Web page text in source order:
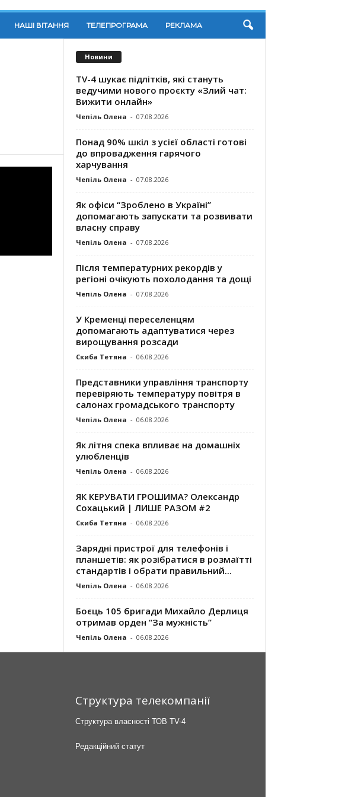
НАШІ ВІТАННЯ ТЕЛЕПРОГРАМА РЕКЛАМА
Новини
TV-4 шукає підлітків, які стануть
ведучими нового проєкту «Злий чат:
Вижити онлайн»
Чепіль Олена - 07.08.2026
Понад 90% шкіл з усієї області готові
до впровадження гарячого
харчування
Чепіль Олена - 07.08.2026
Як офіси “Зроблено в Україні”
допомагають запускaти та розвивати
власну справу
Чепіль Олена - 07.08.2026
Після температурних рекордів у
регіоні очікують похолодання та дощі
Чепіль Олена - 07.08.2026
У Кременці переселенцям
допомагають адаптуватися через
вирощування розсади
Скиба Тетяна - 06.08.2026
Представники управління транспорту
перевіряють температуру повітря в
салонах громадського транспорту
Чепіль Олена - 06.08.2026
Як літня спека впливає на домашніх
улюбленців
Чепіль Олена - 06.08.2026
ЯК КЕРУВАТИ ГРОШИМА? Олександр
Сохацький | ЛИШЕ РАЗОМ #2
Скиба Тетяна - 06.08.2026
Зарядні пристрої для телефонів і
планшетів: як розібратися в розмаїтті
стандартів і обрати правильний...
Чепіль Олена - 06.08.2026
Боєць 105 бригади Михайло Дерлиця
отримав орден “За мужність”
Чепіль Олена - 06.08.2026
Структура телекомпанії
Структура власності ТОВ TV-4
Редакційний статут